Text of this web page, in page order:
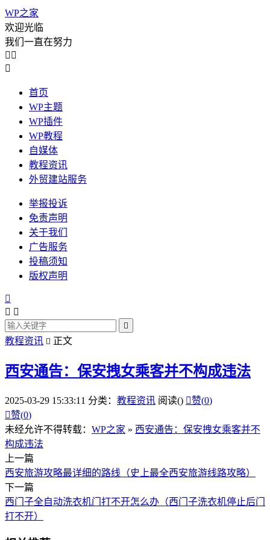
WP之家
欢迎光临
我们一直在努力
 

首页
WP主题
WP插件
WP教程
自媒体
教程资讯
外贸建站服务
举报投诉
免责声明
关于我们
广告服务
投稿须知
版权声明

 

教程资讯  正文
西安通告：保安拽女乘客并不构成违法
2025-03-29 15:33:11 分类： 教程资讯 阅读() 赞(0)
赞(0)
未经允许不得转载： WP之家 » 西安通告：保安拽女乘客并不
构成违法
上一篇
西安旅游攻略最详细的路线（史上最全西安旅游线路攻略）
下一篇
西门子全自动洗衣机门打不开怎么办（西门子洗衣机停止后门
打不开）